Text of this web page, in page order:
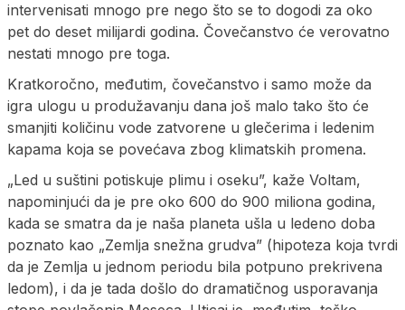
intervenisati mnogo pre nego što se to dogodi za oko
pet do deset milijardi godina. Čovečanstvo će verovatno
nestati mnogo pre toga.
Kratkoročno, međutim, čovečanstvo i samo može da
igra ulogu u produžavanju dana još malo tako što će
smanjiti količinu vode zatvorene u glečerima i ledenim
kapama koja se povećava zbog klimatskih promena.
„Led u suštini potiskuje plimu i oseku”, kaže Voltam,
napominjući da je pre oko 600 do 900 miliona godina,
kada se smatra da je naša planeta ušla u ledeno doba
poznato kao „Zemlja snežna grudva” (hipoteza koja tvrdi
da je Zemlja u jednom periodu bila potpuno prekrivena
ledom), i da je tada došlo do dramatičnog usporavanja